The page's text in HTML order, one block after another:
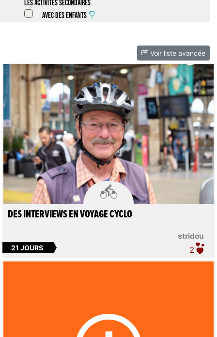
les activités secondaires
Avec des enfants
Voir liste avancée

stridou
DES INTERVIEWS EN VOYAGE CYCLO
21 JOURS 2